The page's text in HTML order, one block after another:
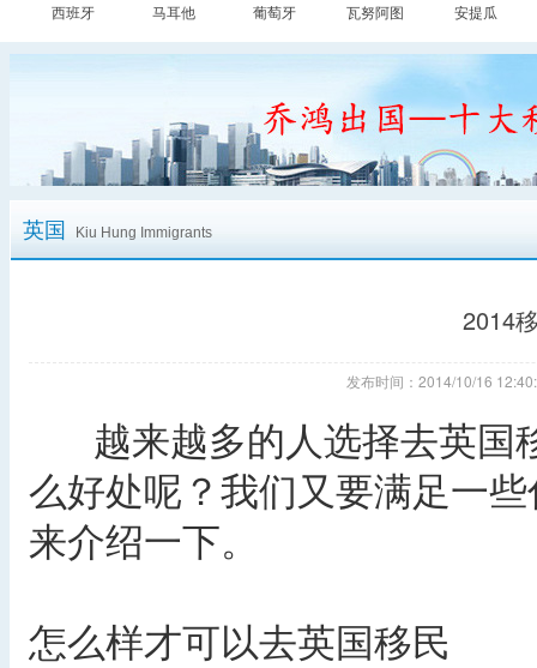
西班牙 马耳他 葡萄牙 瓦努阿图 安提瓜
英国 Kiu Hung Immigrants
2014
发布时间：2014/10/16
越来越多的人选择去英国
么好处呢？我们又要满足一
来介绍一下。
怎么样才可以去英国移民